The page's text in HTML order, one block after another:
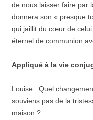
de nous laisser faire par
donnera son « presque
qui jaillit du cœur de
éternel de communion
Appliqué à la vie
Louise : Quel
souviens pas de la
maison ?